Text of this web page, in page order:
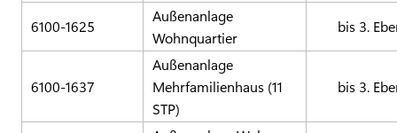
6100-1625
Außenanlage
Wohnquartier
bis 3.
6100-1637
Außenanlage
Mehrfamilienhaus (11
STP)
bis 3.